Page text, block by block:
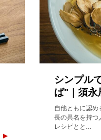
シンプル
ば"｜須永
自他ともに認め
長の異名を持つ
レシピとと...